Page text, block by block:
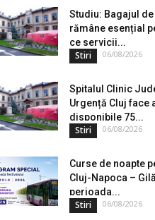
Studiu: Bagajul
rămâne esențial
ce servicii...
Stiri 06/08/2026
Spitalul Clinic
Urgență Cluj face
disponibile 75...
Stiri 06/08/2026
Curse de noapte
Cluj-Napoca –
perioada...
Stiri 06/08/2026